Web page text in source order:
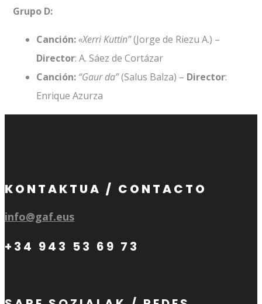
Grupo D:
Canción:«Xerri Kuttin”(Jorge de Riezu A.) –
Director: A. Sáez de Cortázar
Canción: “Gaur da”(Salus Balza) – Director:
Enrique Azurza
KONTAKTUA / CONTACTO
info@gaf.eus
+34 943 53 69 73